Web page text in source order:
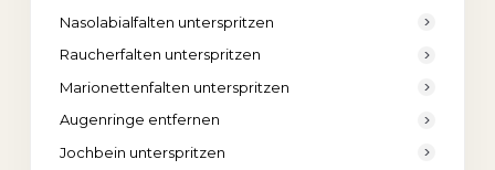
Nasolabialfalten unterspritzen
Raucherfalten unterspritzen
Marionettenfalten unterspritzen
Augenringe entfernen
Jochbein unterspritzen